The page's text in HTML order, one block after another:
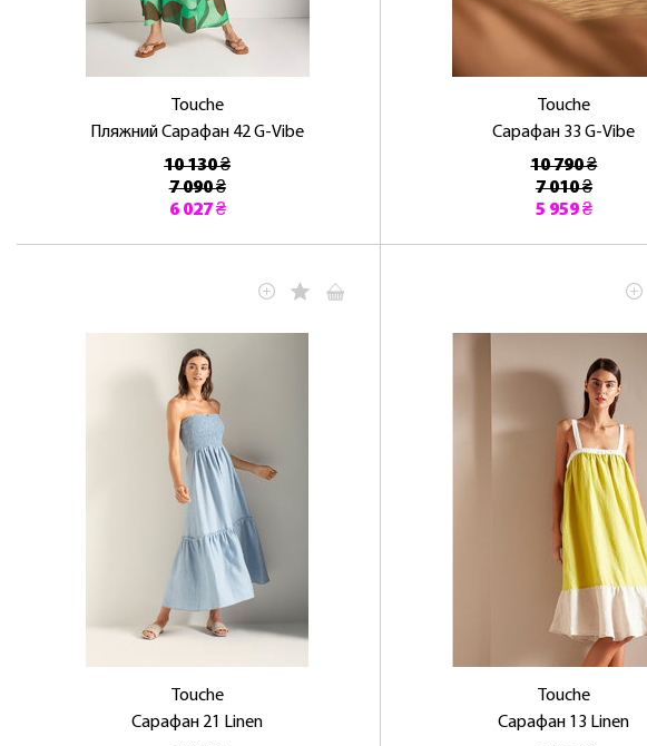
Touche
Пляжний Сарафан 42 G-Vibe
10 130 ₴
7 090 ₴
6 027 ₴
Touche
Сарафан 33 G-Vibe
10 790 ₴
7 010 ₴
5 959 ₴
Touche
Сарафан 21 Linen
Touche
Сарафан 13 Linen